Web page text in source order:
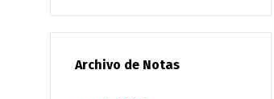
Archivo de Notas